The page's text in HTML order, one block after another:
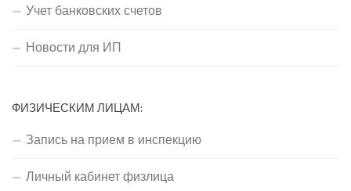
Учет банковских счетов
Новости для ИП
ФИЗИЧЕСКИМ ЛИЦАМ:
Запись на прием в инспекцию
Личный кабинет физлица